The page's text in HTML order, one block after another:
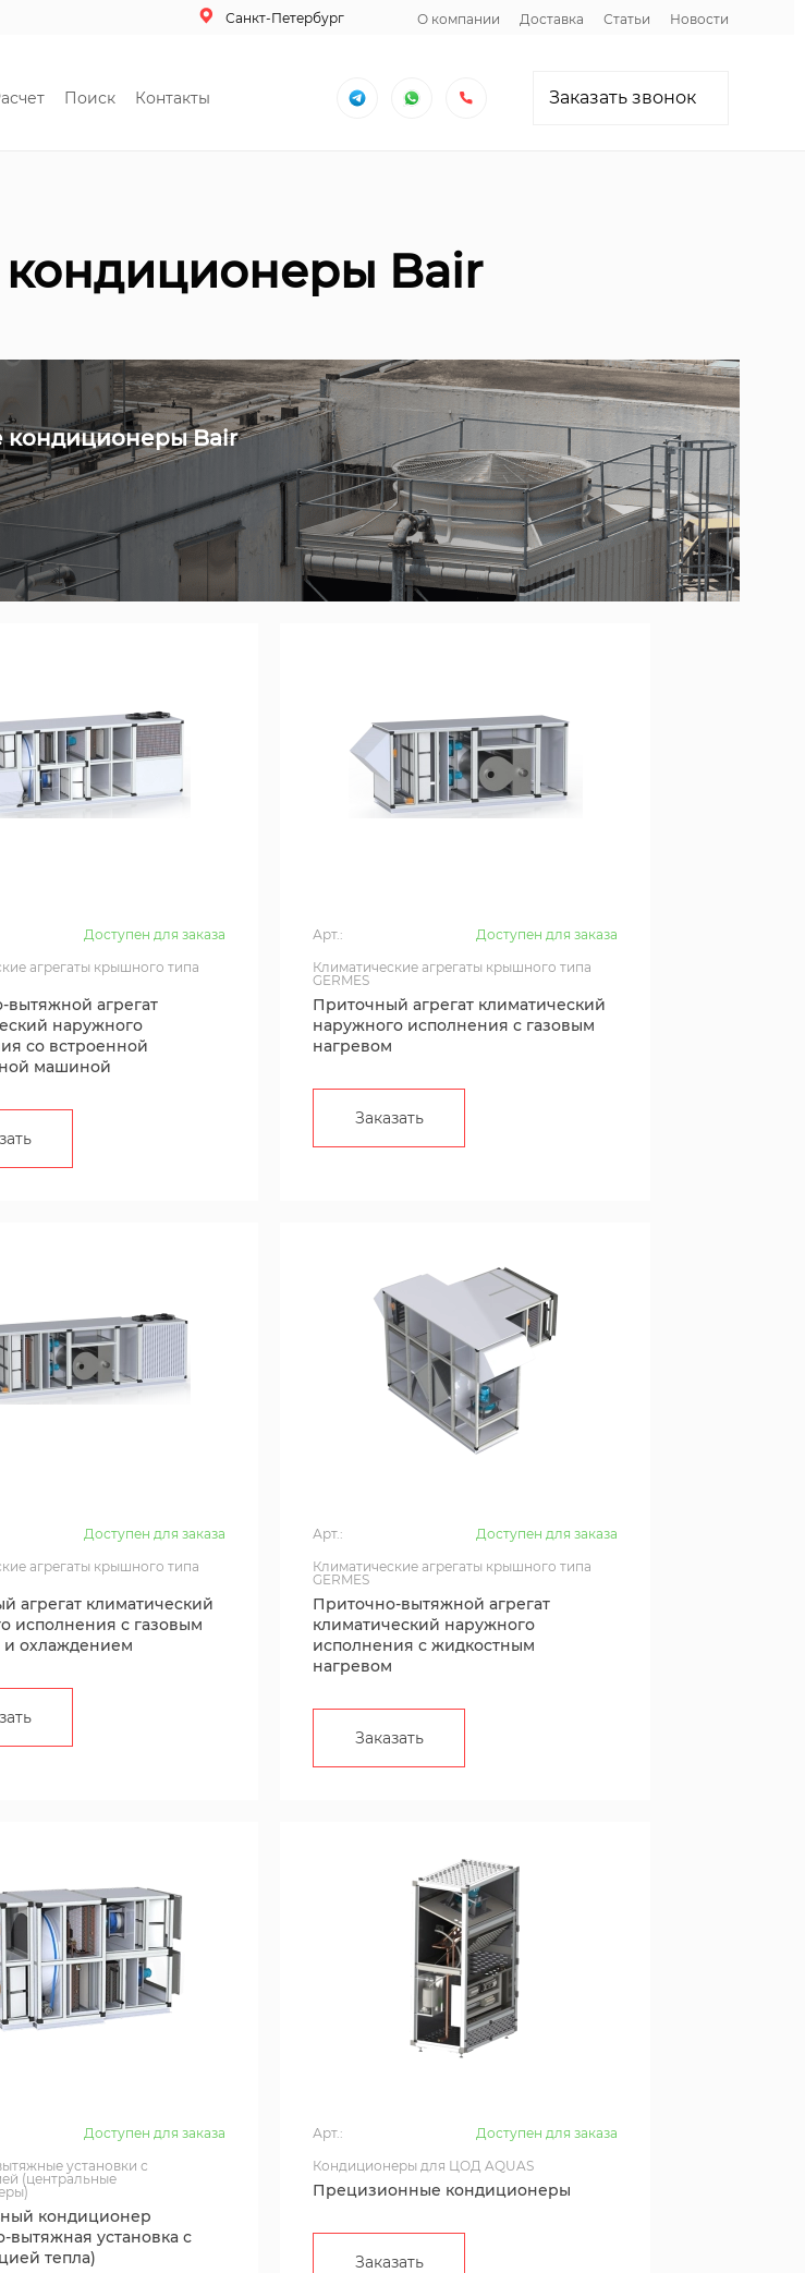
О компании Доставка Статьи Новости
Санкт-Петербург
Поиск Контакты Заказать звонок
Bair
кондиционеры Bair
Доступен для заказа
агрегаты крышного типа
вытяжной агрегат
наружного
со встроенной
машиной
Арт.:
Доступен для заказа
Климатические агрегаты крышного типа
GERMES
Приточный агрегат климатический
наружного исполнения с газовым
нагревом
Заказать
Доступен для заказа
агрегаты крышного типа
агрегат климатический
исполнения с газовым
и охлаждением
Арт.:
Доступен для заказа
Климатические агрегаты крышного типа
GERMES
Приточно-вытяжной агрегат
климатический наружного
исполнения с жидкостным
нагревом
Заказать
Доступен для заказа
установки с
(центральные
кондиционер
вытяжная установка с
тепла)
Арт.:
Доступен для заказа
Кондиционеры для ЦОД AQUAS
Прецизионные кондиционеры
Заказать